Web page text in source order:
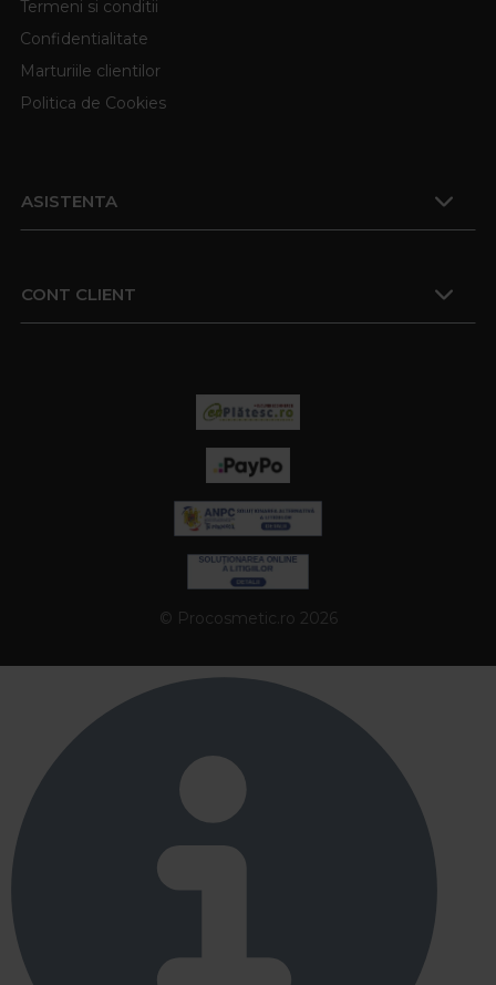
Termeni si conditii
Confidentialitate
Marturiile clientilor
Politica de Cookies
ASISTENTA
CONT CLIENT
© Procosmetic.ro 2026